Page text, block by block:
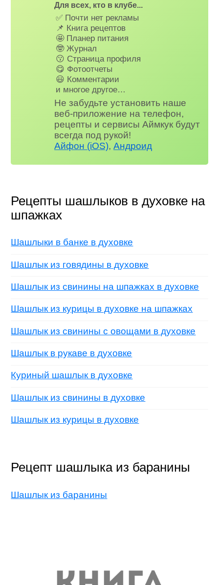
Для всех, кто в клубе...
✅ Почти нет рекламы
📌 Книга рецептов
🤩 Планер питания
🤓 Журнал
😗 Страница профиля
😋 Фотоотчеты
😃 Комментарии
и многое другое…
Не забудьте установить наше
веб-приложение на телефон,
рецепты и сервисы Аймкук будут
всегда под рукой!
Айфон (iOS),Андроид
Рецепты шашлыков в духовке на
шпажках
Шашлыки в банке в духовке
Шашлык из говядины в духовке
Шашлык из свинины на шпажках в духовке
Шашлык из курицы в духовке на шпажках
Шашлык из свинины с овощами в духовке
Шашлык в рукаве в духовке
Куриный шашлык в духовке
Шашлык из свинины в духовке
Шашлык из курицы в духовке
Рецепт шашлыка из баранины
Шашлык из баранины